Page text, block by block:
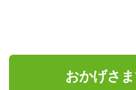
おかげさ